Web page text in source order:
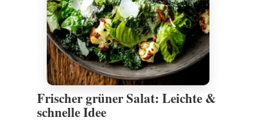
Frischer grüner Salat: Leichte &
schnelle Idee